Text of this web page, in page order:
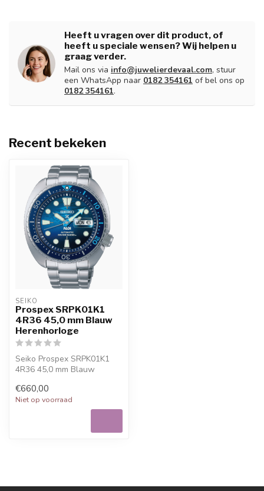
Heeft u vragen over dit product, of
heeft u speciale wensen? Wij helpen u
graag verder.
Mail ons via info@juwelierdevaal.com, stuur
een WhatsApp naar 0182 354161 of bel ons op
0182 354161.
Recent bekeken
SEIKO
Prospex SRPK01K1
4R36 45,0 mm Blauw
Herenhorloge
Seiko Prospex SRPK01K1
4R36 45,0 mm Blauw
officieel Seiko ho...
€660,00
Niet op voorraad